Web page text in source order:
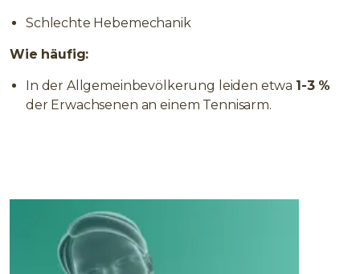
Schlechte Hebemechanik
Wie häufig:
In der Allgemeinbevölkerung leiden etwa 1-3 %
der Erwachsenen an einem Tennisarm.